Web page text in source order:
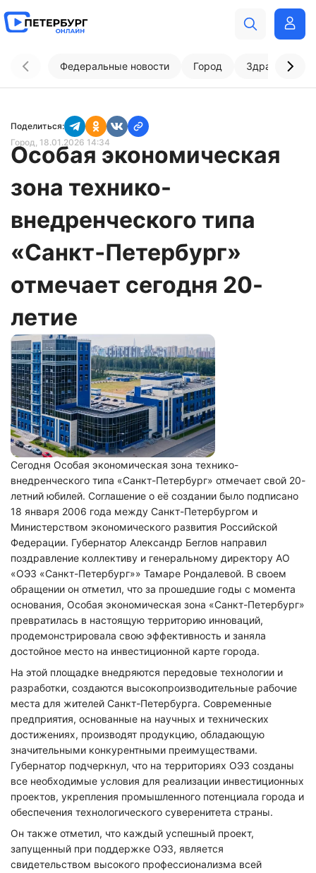
Федеральные новости Город
Поделиться:
Город, 18.01.2026 14:34
Особая экономическая
зона технико-
внедренческого типа
«Санкт‑Петербург»
отмечает сегодня 20-
летие
Сегодня Особая экономическая зона технико-
внедренческого типа «Санкт-Петербург» отмечает свой 20-
летний юбилей. Соглашение о её создании было подписано
18 января 2006 года между Санкт-Петербургом и
Министерством экономического развития Российской
Федерации. Губернатор Александр Беглов направил
поздравление коллективу и генеральному директору АО
«ОЭЗ «Санкт-Петербург»» Тамаре Рондалевой. В своем
обращении он отметил, что за прошедшие годы с момента
основания, Особая экономическая зона «Санкт-Петербург»
превратилась в настоящую территорию инноваций,
продемонстрировала свою эффективность и заняла
достойное место на инвестиционной карте города.
На этой площадке внедряются передовые технологии и
разработки, создаются высокопроизводительные рабочие
места для жителей Санкт-Петербурга. Современные
предприятия, основанные на научных и технических
достижениях, производят продукцию, обладающую
значительными конкурентными преимуществами.
Губернатор подчеркнул, что на территориях ОЭЗ созданы
все необходимые условия для реализации инвестиционных
проектов, укрепления промышленного потенциала города и
обеспечения технологического суверенитета страны.
Он также отметил, что каждый успешный проект,
запущенный при поддержке ОЭЗ, является
свидетельством высокого профессионализма всей